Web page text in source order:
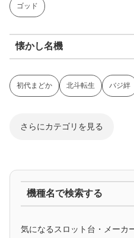
ゴッド
懐かし名機
初代まどか 北斗転生 バジ絆
さらにカテゴリを見る
機種名で検索する
気になるスロット台・メーカ